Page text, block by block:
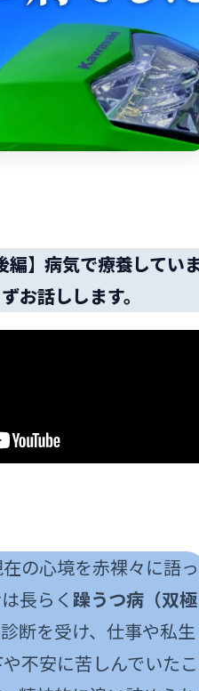
編】病気で療養してい
お話しします。
の心境を赤裸々に語っ
長らく 躁うつ病（双極
断を受け、仕事や私生
不安に苦しんでいたこ